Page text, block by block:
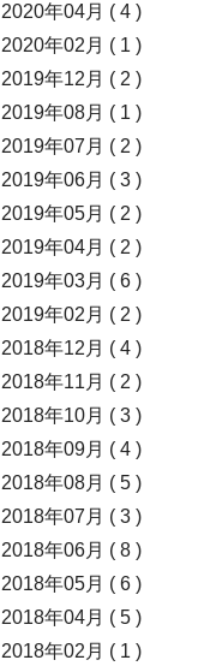
2020年04月 ( 4 )
2020年02月 ( 1 )
2019年12月 ( 2 )
2019年08月 ( 1 )
2019年07月 ( 2 )
2019年06月 ( 3 )
2019年05月 ( 2 )
2019年04月 ( 2 )
2019年03月 ( 6 )
2019年02月 ( 2 )
2018年12月 ( 4 )
2018年11月 ( 2 )
2018年10月 ( 3 )
2018年09月 ( 4 )
2018年08月 ( 5 )
2018年07月 ( 3 )
2018年06月 ( 8 )
2018年05月 ( 6 )
2018年04月 ( 5 )
2018年02月 ( 1 )